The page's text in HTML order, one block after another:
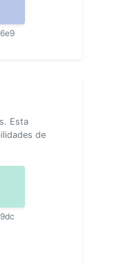
Esta
de